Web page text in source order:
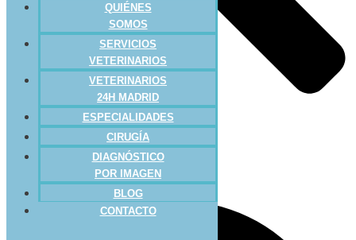
QUIÉNES
SOMOS
SERVICIOS
VETERINARIOS
VETERINARIOS
24H MADRID
ESPECIALIDADES
CIRUGÍA
DIAGNÓSTICO
POR IMAGEN
BLOG
CONTACTO